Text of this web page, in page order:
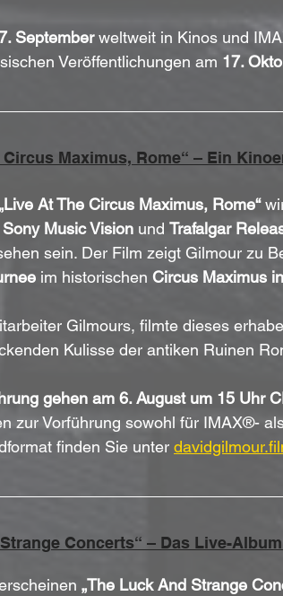
September weltweit in Kinos und
Veröffentlichungen am 17.
Circus Maximus, Rome“ – Ein
At The Circus Maximus, Rome“
Music Vision und Trafalgar
sein. Der Film zeigt Gilmour zu
im historischen Circus Maximus
Gilmours, filmte dieses
Kulisse der antiken Ruinen
gehen am 6. August um 15 Uhr
zur Vorführung sowohl für IMAX®-
finden Sie unter
Concerts“ – Das Live-
„The Luck And Strange